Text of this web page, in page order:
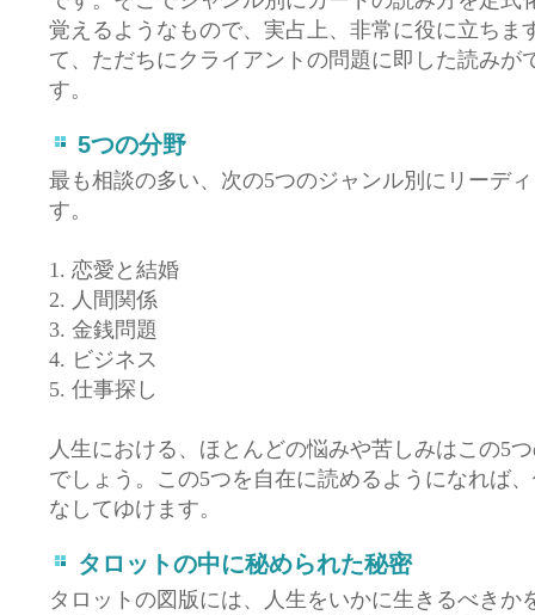
覚えるようなもので、実占上、非常に役に立ちま
て、ただちにクライアントの問題に即した読みが
す。
5つの分野
最も相談の多い、次の5つのジャンル別にリーデ
す。
1. 恋愛と結婚
2. 人間関係
3. 金銭問題
4. ビジネス
5. 仕事探し
人生における、ほとんどの悩みや苦しみはこの5
でしょう。この5つを自在に読めるようになれば
なしてゆけます。
タロットの中に秘められた秘密
タロットの図版には、人生をいかに生きるべきか